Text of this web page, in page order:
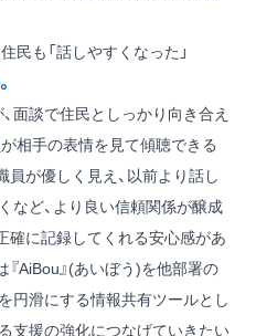
民も「話しやすくなった」
面談で住民としっかり向き合え
相手の表情を見て傾聴できる
員が優しく見え、以前より話し
など、より良い信頼関係が醸成
確に記録してくれる安心感があ
『AiBou』(あいぼう)を他部署の
円滑にする情報共有ツールとし
支援の強化につなげていきたい